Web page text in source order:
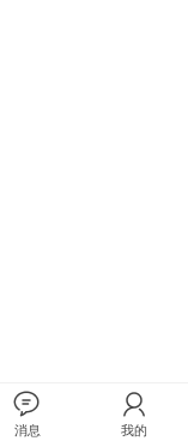
消息 我的